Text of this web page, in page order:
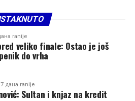
ranije
veliko finale: Ostao je još
do vrha
7 дана ranije
Sultan i knjaz na kredit